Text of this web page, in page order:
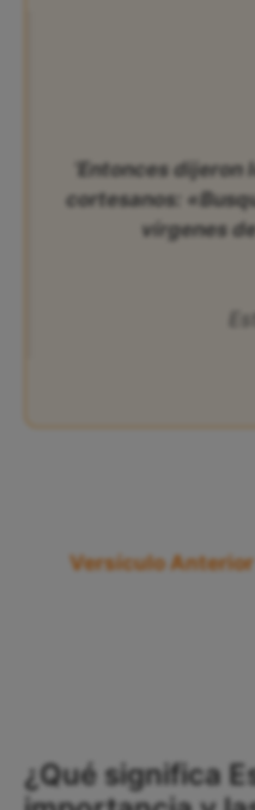
‘Entonces
cortesanos:
vírgenes de
Versículo Anterior
¿Qué significa